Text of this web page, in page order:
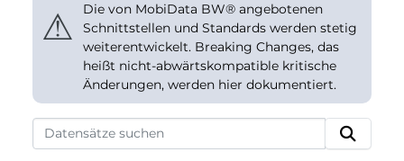
⚠
Die von MobiData BW® angebotenen
Schnittstellen und Standards werden stetig
weiterentwickelt. Breaking Changes, das
heißt nicht-abwärtskompatible kritische
Änderungen, werden hier dokumentiert.